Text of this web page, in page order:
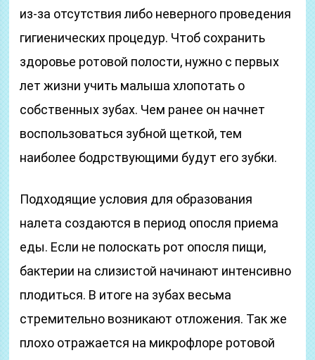
из-за отсутствия либо неверного проведения
гигиенических процедур. Чтоб сохранить
здоровье ротовой полости, нужно с первых
лет жизни учить малыша хлопотать о
собственных зубах. Чем ранее он начнет
воспользоваться зубной щеткой, тем
наиболее бодрствующими будут его зубки.
Подходящие условия для образования
налета создаются в период опосля приема
еды. Если не полоскать рот опосля пищи,
бактерии на слизистой начинают интенсивно
плодиться. В итоге на зубах весьма
стремительно возникают отложения. Так же
плохо отражается на микрофлоре ротовой